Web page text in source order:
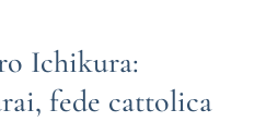
Ichikura:
fede cattolica